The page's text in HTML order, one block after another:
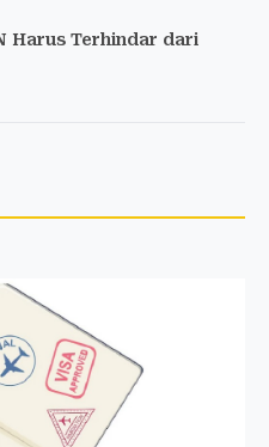
Harus Terhindar dari